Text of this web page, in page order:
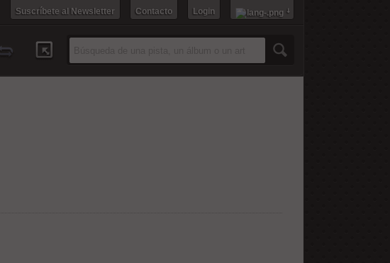
Login
Contacto
Suscríbete al Newsletter